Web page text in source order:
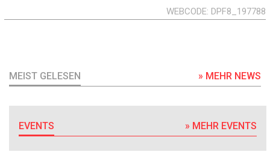
WEBCODE DPF8_197788
MEIST GELESEN » MEHR NEWS
EVENTS » MEHR EVENTS